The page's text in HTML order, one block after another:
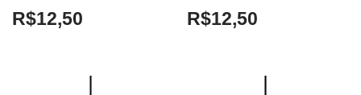
R$12,50 R$12,50